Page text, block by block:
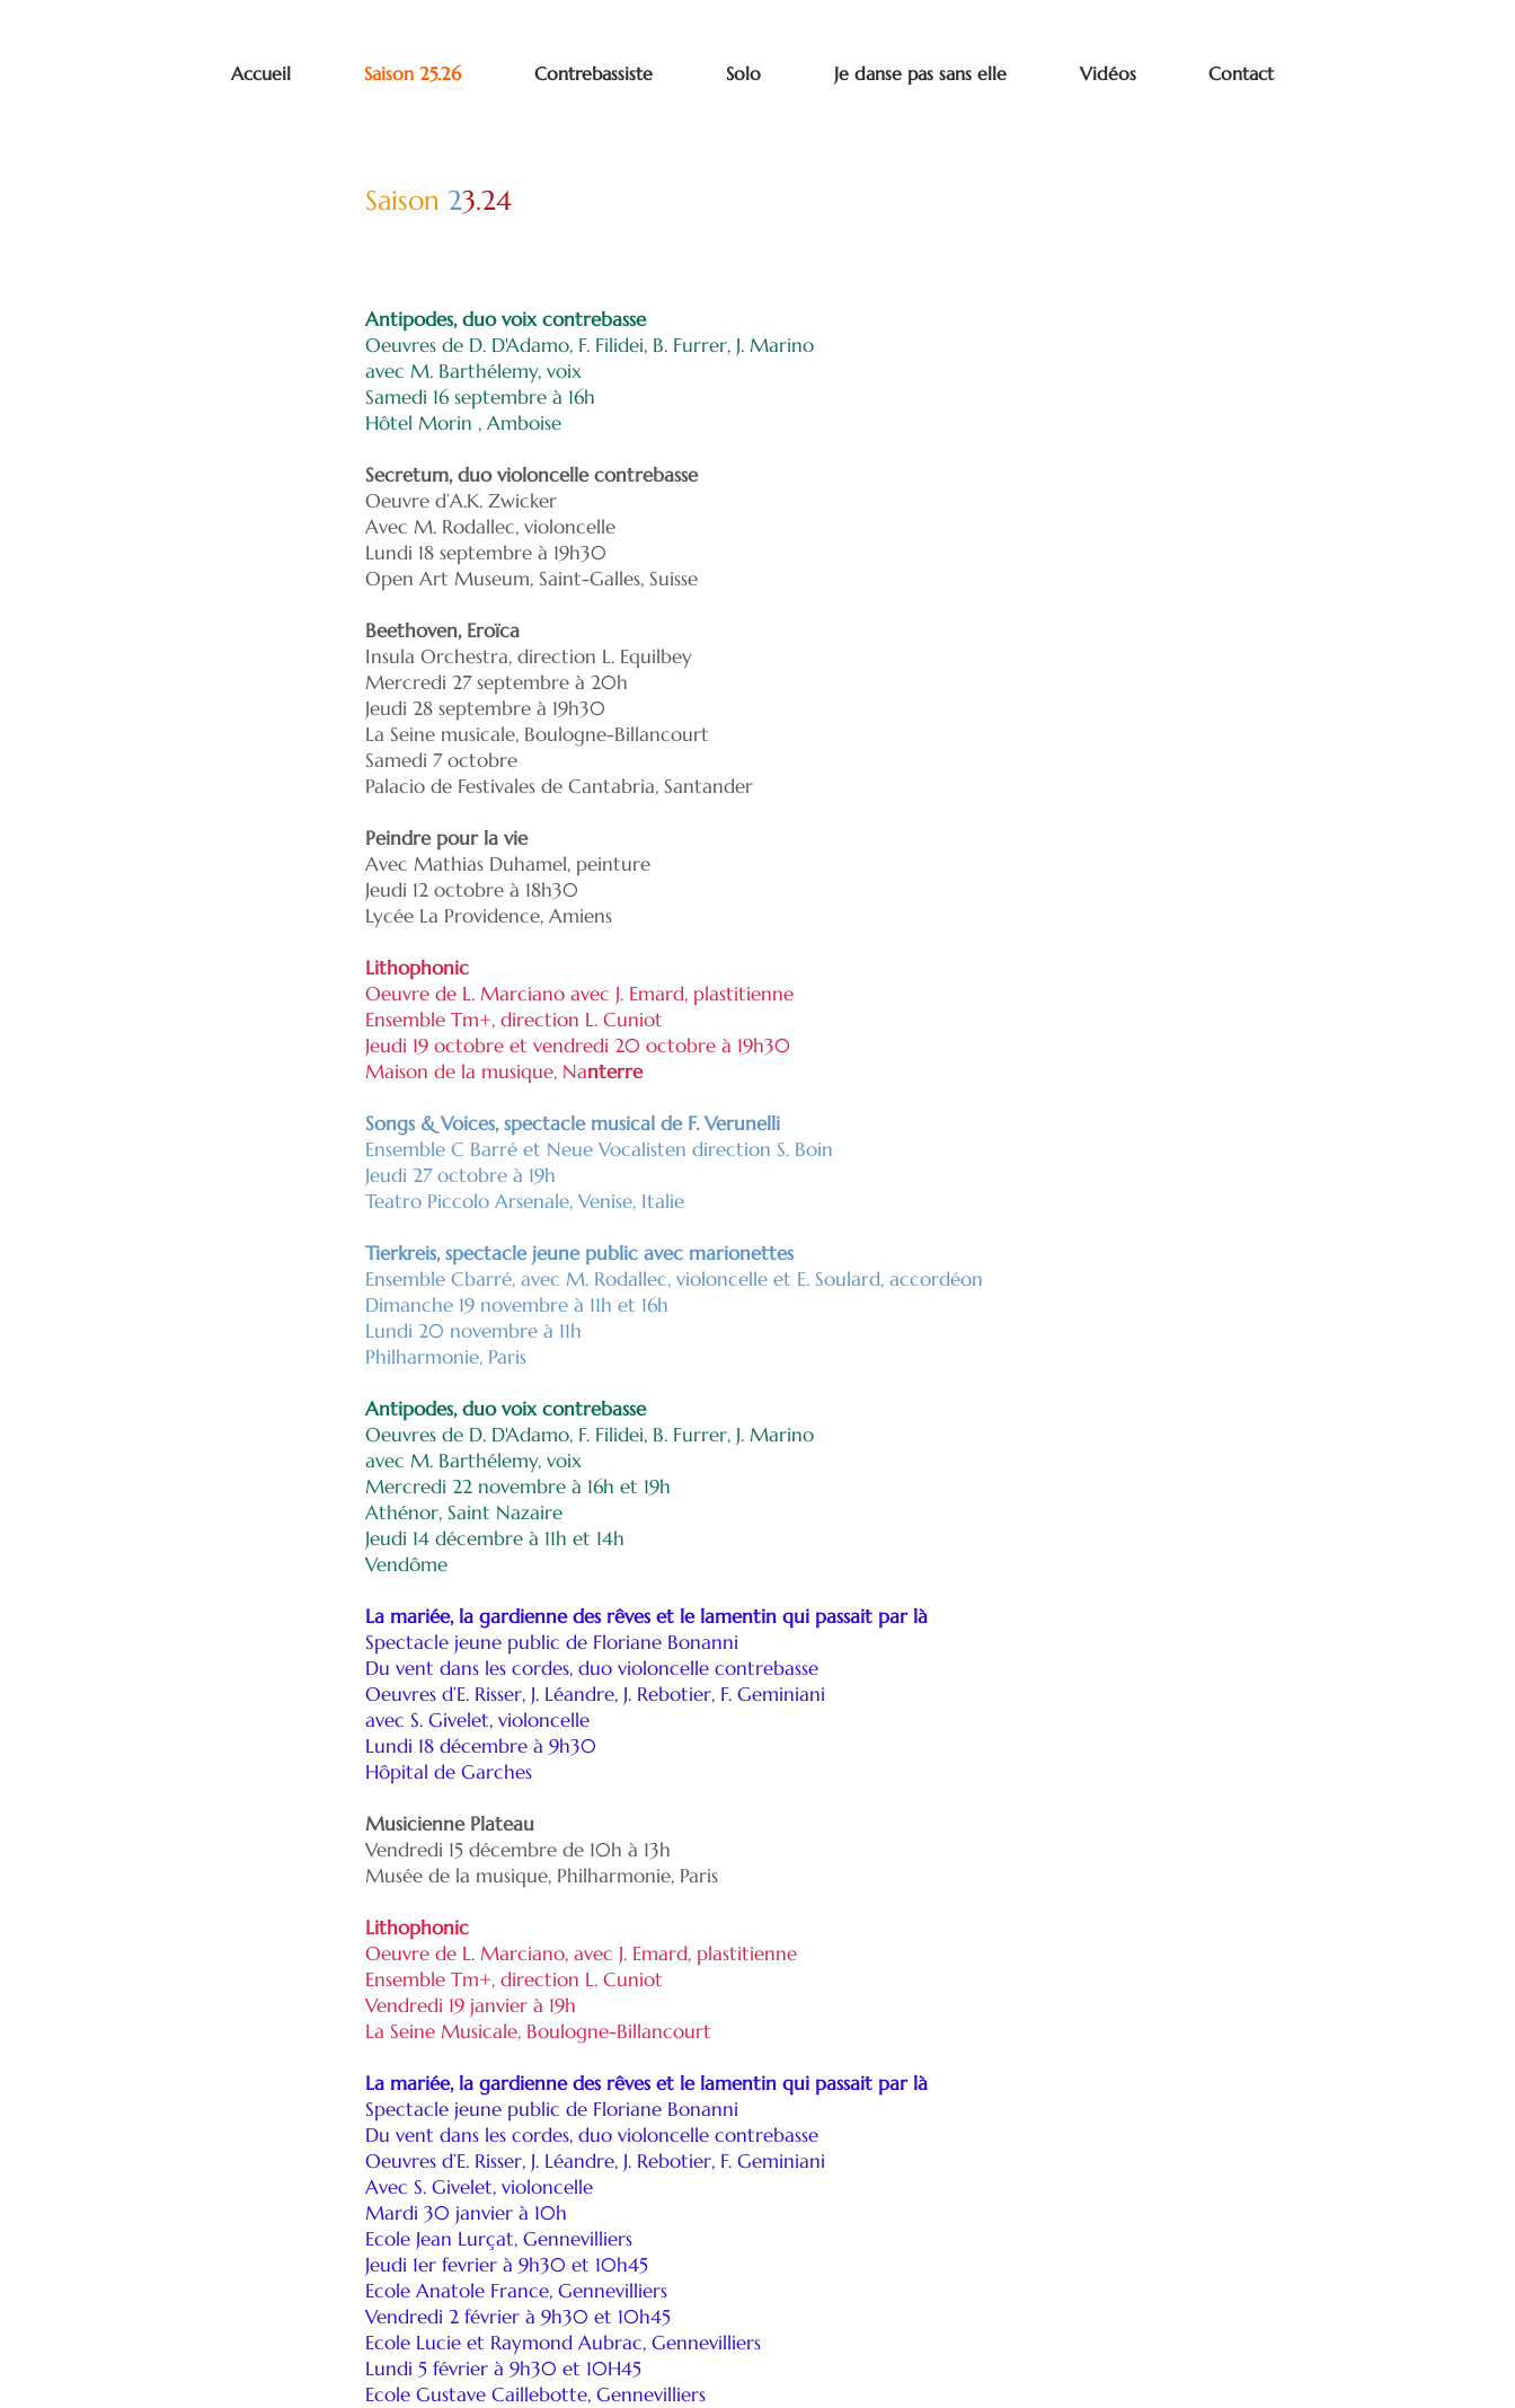
Accueil Saison 25.26 Contrebassiste Solo Je danse pas sans elle Vidéos Contact
Saison 23.24
Antipodes, duo voix contrebasse
Oeuvres de D. D'Adamo, F. Filidei, B. Furrer, J. Marino
avec M. Barthélemy, voix
Samedi 16 septembre à 16h
Hôtel Morin , Amboise
Secretum, duo violoncelle contrebasse
Oeuvre d’A.K. Zwicker
Avec M. Rodallec, violoncelle
Lundi 18 septembre à 19h30
Open Art Museum, Saint-Galles, Suisse
Beethoven, Eroïca
Insula Orchestra, direction L. Equilbey
Mercredi 27 septembre à 20h
Jeudi 28 septembre à 19h30
La Seine musicale, Boulogne-Billancourt
Samedi 7 octobre
Palacio de Festivales de Cantabria, Santander
Peindre pour la vie
Avec Mathias Duhamel, peinture
Jeudi 12 octobre à 18h30
Lycée La Providence, Amiens
Lithophonic
Oeuvre de L. Marciano avec J. Emard, plastitienne
Ensemble Tm+, direction L. Cuniot
Jeudi 19 octobre et vendredi 20 octobre à 19h30
Maison de la musique, Nanterre
Songs & Voices, spectacle musical de F. Verunelli
Ensemble C Barré et Neue Vocalisten direction S. Boin
Jeudi 27 octobre à 19h
Teatro Piccolo Arsenale, Venise, Italie
Tierkreis, spectacle jeune public avec marionettes
Ensemble Cbarré, avec M. Rodallec, violoncelle et E. Soulard, accordéon
Dimanche 19 novembre à 11h et 16h
Lundi 20 novembre à 11h
Philharmonie, Paris
Antipodes, duo voix contrebasse
Oeuvres de D. D'Adamo, F. Filidei, B. Furrer, J. Marino
avec M. Barthélemy, voix
Mercredi 22 novembre à 16h et 19h
Athénor, Saint Nazaire
Jeudi 14 décembre à 11h et 14h
Vendôme
La mariée, la gardienne des rêves et le lamentin qui passait par là
Spectacle jeune public de Floriane Bonanni
Du vent dans les cordes, duo violoncelle contrebasse
Oeuvres d’E. Risser, J. Léandre, J. Rebotier, F. Geminiani
avec S. Givelet, violoncelle
Lundi 18 décembre à 9h30
Hôpital de Garches
Musicienne Plateau
Vendredi 15 décembre de 10h à 13h
Musée de la musique, Philharmonie, Paris
Lithophonic
Oeuvre de L. Marciano, avec J. Emard, plastitienne
Ensemble Tm+, direction L. Cuniot
Vendredi 19 janvier à 19h
La Seine Musicale, Boulogne-Billancourt
La mariée, la gardienne des rêves et le lamentin qui passait par là
Spectacle jeune public de Floriane Bonanni
Du vent dans les cordes, duo violoncelle contrebasse
Oeuvres d’E. Risser, J. Léandre, J. Rebotier, F. Geminiani
Avec S. Givelet, violoncelle
Mardi 30 janvier à 10h
Ecole Jean Lurçat, Gennevilliers
Jeudi 1er fevrier à 9h30 et 10h45
Ecole Anatole France, Gennevilliers
Vendredi 2 février à 9h30 et 10h45
Ecole Lucie et Raymond Aubrac, Gennevilliers
Lundi 5 février à 9h30 et 10H45
Ecole Gustave Caillebotte, Gennevilliers